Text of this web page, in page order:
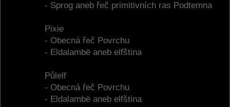
- Sprog aneb řeč primitivních ras Podtemna
Pixie
- Obecná řeč Povrchu
- Eldalambë aneb elfština
Půlelf
- Obecná řeč Povrchu
- Eldalambë aneb elfština